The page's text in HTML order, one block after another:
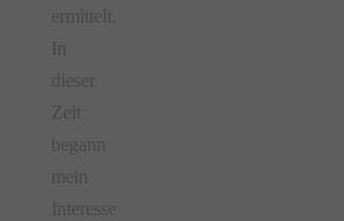
ermittelt.
In
dieser
Zeit
begann
mein
Interesse